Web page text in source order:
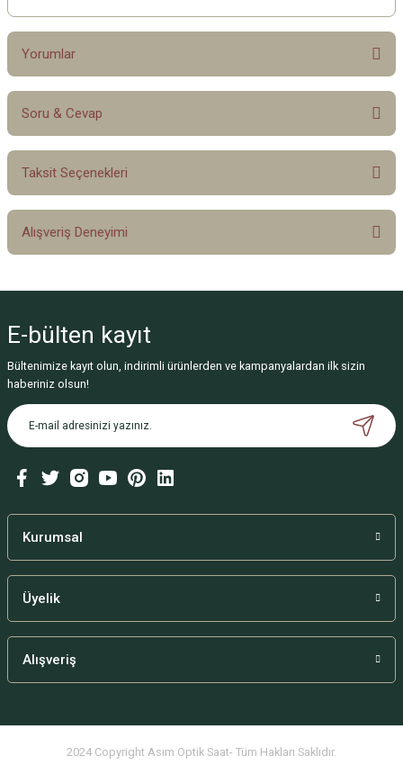
Yorumlar
Bu ürüne ilk yorumu siz yapın!
Soru & Cevap
Ürün hakkında henüz soru sorulmamış.
Taksit Seçenekleri
Alışveriş Deneyimi
Deneyimini Paylaş
E-bülten kayıt
Bültenimize kayıt olun, indirimli ürünlerden ve kampanyalardan ilk sizin
haberiniz olsun!
Kurumsal
Üyelik
Alışveriş
2024 Copyright Asım Optik Saat- Tüm Hakları Saklıdır.